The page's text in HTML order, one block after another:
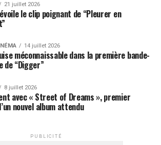
21 juillet 2026
le clip poignant de “Pleurer en
14 juillet 2026
méconnaissable dans la première bande-
de “Digger”
8 juillet 2026
avec « Street of Dreams », premier
nouvel album attendu
PUBLICITÉ